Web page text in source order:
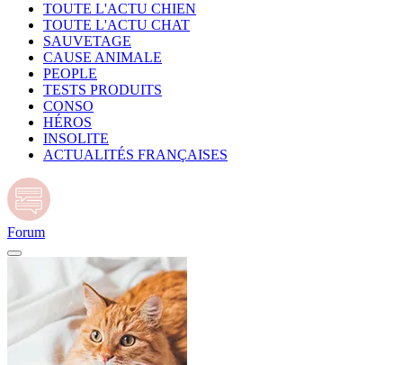
TOUTE L'ACTU CHIEN
TOUTE L'ACTU CHAT
SAUVETAGE
CAUSE ANIMALE
PEOPLE
TESTS PRODUITS
CONSO
HÉROS
INSOLITE
ACTUALITÉS FRANÇAISES
Forum